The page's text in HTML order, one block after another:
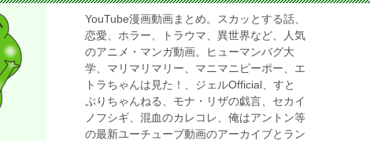
YouTube漫画動画まとめ。スカッとする話、
恋愛、ホラー、トラウマ、異世界など、人気
のアニメ・マンガ動画。ヒューマンバグ大
学、マリマリマリー、マニマニピーポー、エ
トラちゃんは見た！、ジェルOfficial、すと
ぷりちゃんねる、モナ・リザの戯言、セカイ
ノフシギ、混血のカレコレ、俺はアントン等
の最新ユーチューブ動画のアーカイブとラン